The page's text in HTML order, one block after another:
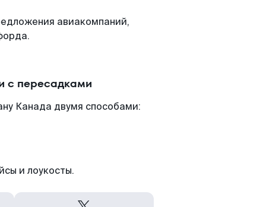
авиакомпаний,
с пересадками
Канада двумя способами:
и лоукосты.